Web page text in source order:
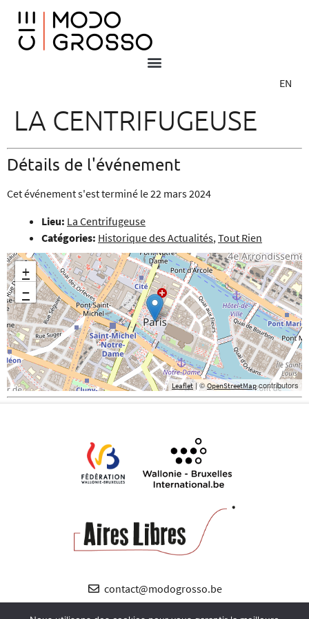
EN
LA CENTRIFUGEUSE
Détails de l'événement
Cet événement s'est terminé le 22 mars 2024
Lieu: La Centrifugeuse
Catégories: Historique des Actualités,Tout Rien
+
−
Leaflet| ©OpenStreetMapcontributors
contact@modogrosso.be